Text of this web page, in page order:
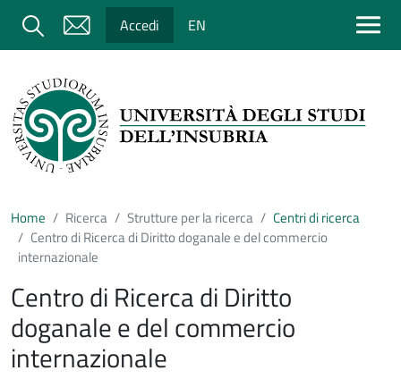
Salta al contenuto principale
Cerca Accedi EN
Home Ricerca Strutture per la ricerca
Centri di ricerca
Centro di Ricerca di Diritto doganale e del commercio
internazionale
Centro di Ricerca di Diritto
doganale e del commercio
internazionale